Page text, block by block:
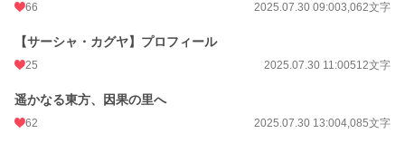
66 2025.07.30 09:003,062文字
【サーシャ・カグヤ】プロフィール
25 2025.07.30 11:00512文字
遥かなる東方、因果の里へ
62 2025.07.30 13:004,085文字